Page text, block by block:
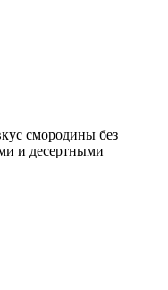
смородины без
и десертными